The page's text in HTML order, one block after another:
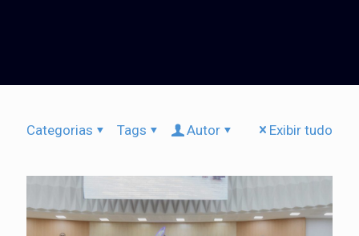
Categorias Tags Autor Exibir tudo